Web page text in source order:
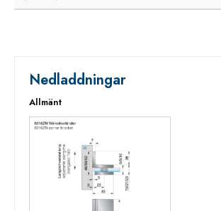
Nedladdningar
Allmänt